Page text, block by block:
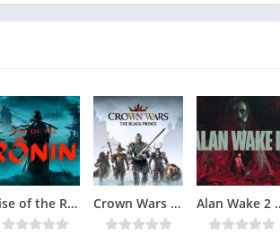
Rise of the Ronin Version Complète jeu pour PC Crown Wars The Black Prince Version Complète jeu pour PC Alan Wake